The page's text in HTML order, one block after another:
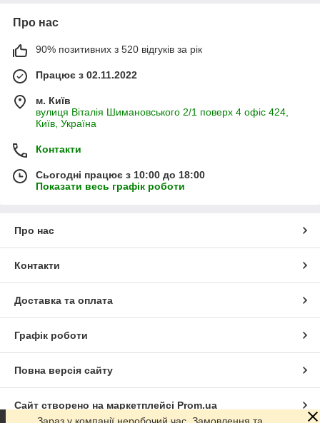
Про нас
90% позитивних з 520 відгуків за рік
Працює з 02.11.2022
м. Київ
вулиця Віталія Шимановського 2/1 поверх 4 офіс 424,
Київ, Україна
Контакти
Сьогодні працює з 10:00 до 18:00
Показати весь графік роботи
Про нас
Контакти
Доставка та оплата
Графік роботи
Повна версія сайту
Сайт створено на маркетплейсі Prom.ua